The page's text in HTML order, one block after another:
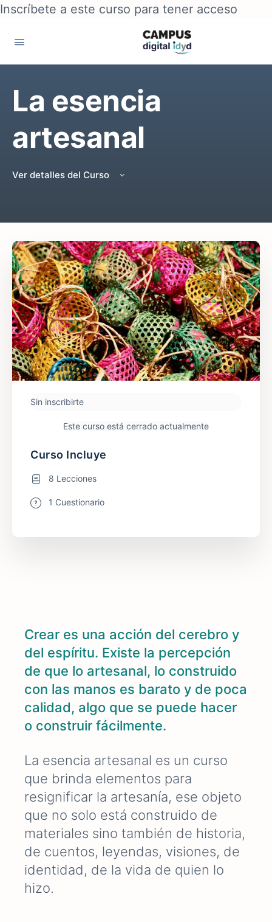
Inscríbete a este curso para tener acceso
La esencia
artesanal
Ver detalles del Curso
Crear es una acción del cerebro y
del espíritu. Existe la percepción
de que lo artesanal, lo construido
con las manos es barato y de poca
calidad, algo que se puede hacer
o construir fácilmente.
La esencia artesanal es un curso
que brinda elementos para
resignificar la artesanía, ese objeto
que no solo está construido de
materiales sino también de historia,
de cuentos, leyendas, visiones, de
identidad, de la vida de quien lo
hizo.
Sin inscribirte
Este curso está cerrado actualmente
Curso Incluye
8 Lecciones
1 Cuestionario